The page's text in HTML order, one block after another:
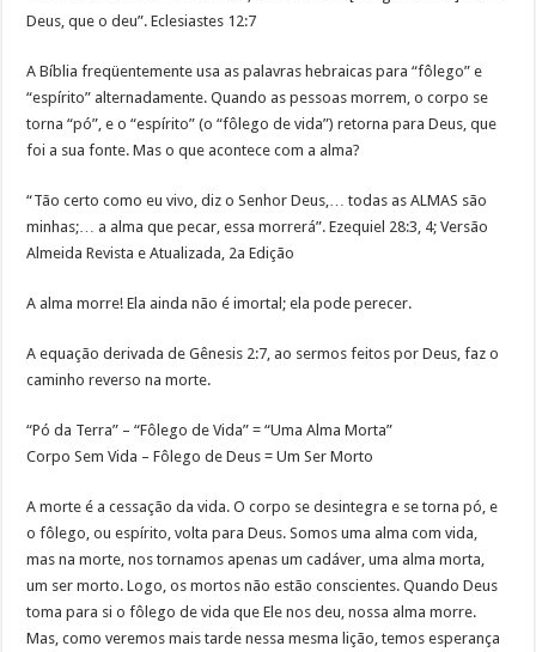
Deus, que o deu”. Eclesiastes 12:7
A Bíblia freqüentemente usa as palavras hebraicas para “fôlego” e
“espírito” alternadamente. Quando as pessoas morrem, o corpo se
torna “pó”, e o “espírito” (o “fôlego de vida”) retorna para Deus, que
foi a sua fonte. Mas o que acontece com a alma?
“Tão certo como eu vivo, diz o Senhor Deus,… todas as ALMAS são
minhas;… a alma que pecar, essa morrerá”. Ezequiel 28:3, 4; Versão
Almeida Revista e Atualizada, 2a Edição
A alma morre! Ela ainda não é imortal; ela pode perecer.
A equação derivada de Gênesis 2:7, ao sermos feitos por Deus, faz o
caminho reverso na morte.
“Pó da Terra” – “Fôlego de Vida” = “Uma Alma Morta”
Corpo Sem Vida – Fôlego de Deus = Um Ser Morto
A morte é a cessação da vida. O corpo se desintegra e se torna pó, e
o fôlego, ou espírito, volta para Deus. Somos uma alma com vida,
mas na morte, nos tornamos apenas um cadáver, uma alma morta,
um ser morto. Logo, os mortos não estão conscientes. Quando Deus
toma para si o fôlego de vida que Ele nos deu, nossa alma morre.
Mas, como veremos mais tarde nessa mesma lição, temos esperança